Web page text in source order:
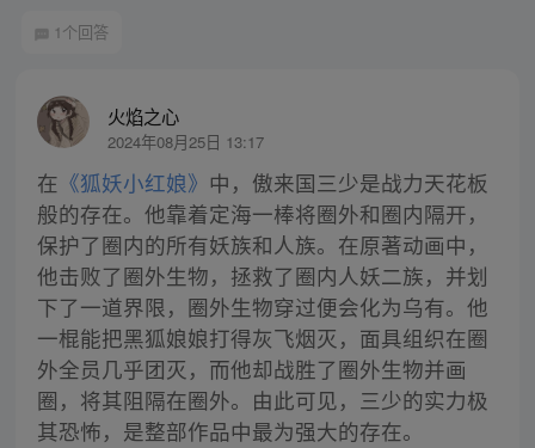
1个回答
火焰之心
2024年08月25日 13:17
在 《狐妖小红娘》 中，傲来国三少是战力天花板
般的存在。他靠着定海一棒将圈外和圈内隔开，
保护了圈内的所有妖族和人族。在原著动画中，
他击败了圈外生物，拯救了圈内人妖二族，并划
下了一道界限，圈外生物穿过便会化为乌有。他
一棍能把黑狐娘娘打得灰飞烟灭，面具组织在圈
外全员几乎团灭，而他却战胜了圈外生物并画
圈，将其阻隔在圈外。由此可见，三少的实力极
其恐怖，是整部作品中最为强大的存在。